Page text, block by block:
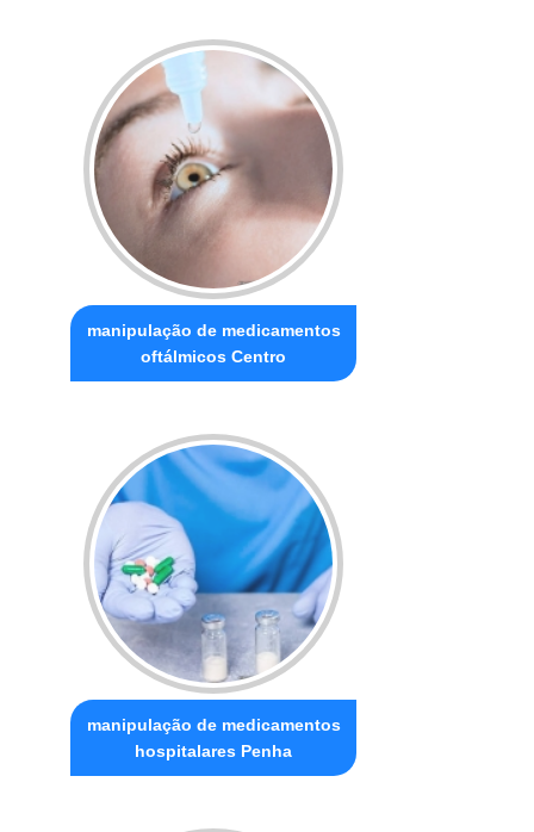
manipulação de medicamentos
oftálmicos Centro
manipulação de medicamentos
hospitalares Penha